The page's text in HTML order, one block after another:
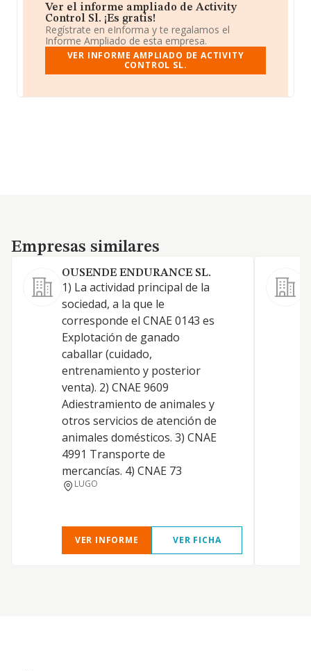
Ver el informe ampliado de Activity
Control Sl. ¡Es gratis!
Regístrate en eInforma y te regalamos el
Informe Ampliado de esta empresa.
VER INFORME AMPLIADO DE ACTIVITY
CONTROL SL.
Empresas similares
Empresas similares
OUSENDE ENDURANCE SL.
1) La actividad principal de la
sociedad, a la que le
corresponde el CNAE 0143 es
Explotación de ganado
caballar (cuidado,
entrenamiento y posterior
venta). 2) CNAE 9609
Adiestramiento de animales y
otros servicios de atención de
animales domésticos. 3) CNAE
4991 Transporte de
mercancías. 4) CNAE 73
LUGO
VER INFORME VER FICHA